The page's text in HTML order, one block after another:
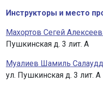
Инструкторы и место
Махортов Сегей
Пушкинская д. 3 лит. А
Муалиев Шамиль
ул. Пушкинская д. 3 лит. А